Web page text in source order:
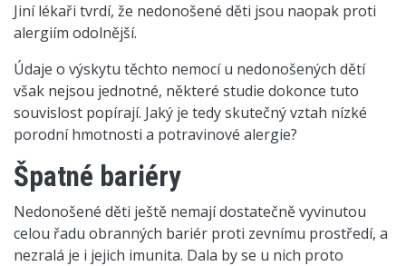
Jiní lékaři tvrdí, že nedonošené děti jsou naopak proti
alergiím odolnější.
Údaje o výskytu těchto nemocí u nedonošených dětí
však nejsou jednotné, některé studie dokonce tuto
souvislost popírají. Jaký je tedy skutečný vztah nízké
porodní hmotnosti a potravinové alergie?
Špatné bariéry
Nedonošené děti ještě nemají dostatečně vyvinutou
celou řadu obranných bariér proti zevnímu prostředí, a
nezralá je i jejich imunita. Dala by se u nich proto